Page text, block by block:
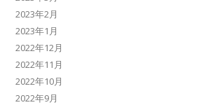
2023年2月
2023年1月
2022年12月
2022年11月
2022年10月
2022年9月